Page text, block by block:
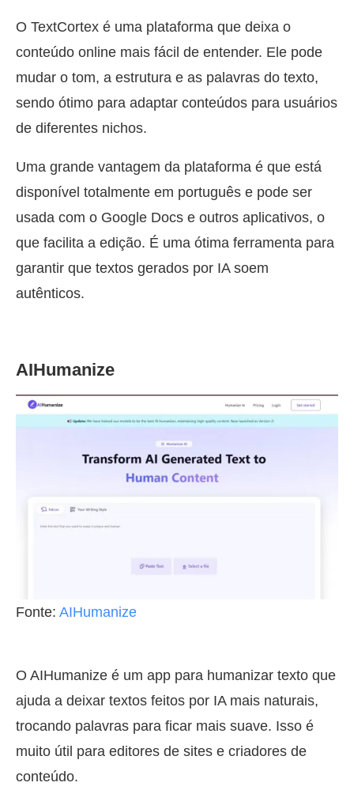
O TextCortex é uma plataforma que deixa o
conteúdo online mais fácil de entender. Ele pode
mudar o tom, a estrutura e as palavras do texto,
sendo ótimo para adaptar conteúdos para usuários
de diferentes nichos.
Uma grande vantagem da plataforma é que está
disponível totalmente em português e pode ser
usada com o Google Docs e outros aplicativos, o
que facilita a edição. É uma ótima ferramenta para
garantir que textos gerados por IA soem
autênticos.
AIHumanize
Fonte: AIHumanize
O AIHumanize é um app para humanizar texto que
ajuda a deixar textos feitos por IA mais naturais,
trocando palavras para ficar mais suave. Isso é
muito útil para editores de sites e criadores de
conteúdo.